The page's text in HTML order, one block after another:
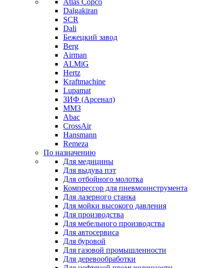
Atlas Copco
Dalgakiran
SCR
Dali
Бежецкий завод
Berg
Airman
ALMiG
Hertz
Kraftmachine
Lupamat
ЗИФ (Арсенал)
ММЗ
Abac
CrossAir
Hansmann
Remeza
По назначению
Для медицины
Для выдува пэт
Для отбойного молотка
Компрессор для пневмоинструмента
Для лазерного станка
Для мойки высокого давления
Для производства
Для мебельного производства
Для автосервиса
Для буровой
Для газовой промышленности
Для деревообработки